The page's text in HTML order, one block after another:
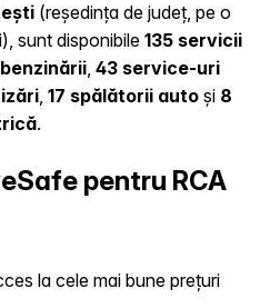
(reședința de județ, pe o
sunt disponibile135 servicii
, 43 service-uri
, 17 spălătorii auto și 8
.
pentru RCA
la cele mai bune prețuri